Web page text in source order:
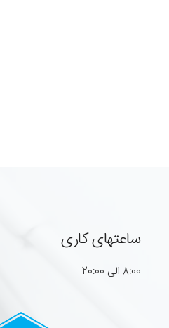
ساعتهای کاری
8:00 الی 20:00